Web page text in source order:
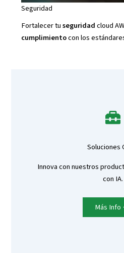
Seguridad
Fortalecer tuseguridadcloud
cumplimientocon los
Soluciones
Innova con nuestros
con IA.
Más Info